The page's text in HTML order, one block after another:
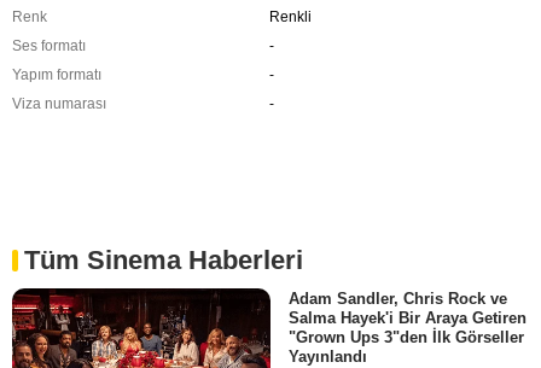
Renk
Renkli
Ses formatı
-
Yapım formatı
-
Viza numarası
-
Tüm Sinema Haberleri
Adam Sandler, Chris Rock ve
Salma Hayek'i Bir Araya Getiren
"Grown Ups 3"den İlk Görseller
Yayınlandı